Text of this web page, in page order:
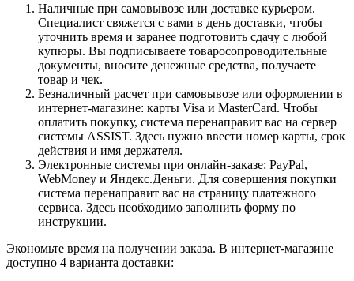
Наличные при самовывозе или доставке курьером.
Специалист свяжется с вами в день доставки, чтобы
уточнить время и заранее подготовить сдачу с любой
купюры. Вы подписываете товаросопроводительные
документы, вносите денежные средства, получаете
товар и чек.
Безналичный расчет при самовывозе или оформлении в
интернет-магазине: карты Visa и MasterCard. Чтобы
оплатить покупку, система перенаправит вас на сервер
системы ASSIST. Здесь нужно ввести номер карты, срок
действия и имя держателя.
Электронные системы при онлайн-заказе: PayPal,
WebMoney и Яндекс.Деньги. Для совершения покупки
система перенаправит вас на страницу платежного
сервиса. Здесь необходимо заполнить форму по
инструкции.
Экономьте время на получении заказа. В интернет-магазине
доступно 4 варианта доставки: